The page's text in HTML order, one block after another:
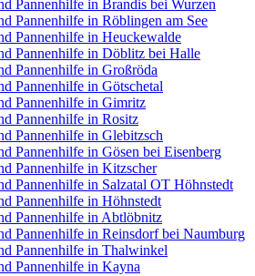
Pannenhilfe in Brandis bei Wurzen
Pannenhilfe in Röblingen am See
Pannenhilfe in Heuckewalde
Pannenhilfe in Döblitz bei Halle
Pannenhilfe in Großröda
Pannenhilfe in Götschetal
Pannenhilfe in Gimritz
Pannenhilfe in Rositz
Pannenhilfe in Glebitzsch
Pannenhilfe in Gösen bei Eisenberg
Pannenhilfe in Kitzscher
Pannenhilfe in Salzatal OT Höhnstedt
Pannenhilfe in Höhnstedt
Pannenhilfe in Abtlöbnitz
Pannenhilfe in Reinsdorf bei Naumburg
Pannenhilfe in Thalwinkel
Pannenhilfe in Kayna